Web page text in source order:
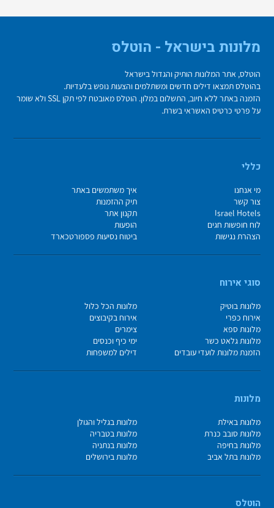
מלונות בישראל - הוטלס
הוטלס, אתר המלונות הותיק והגדול בישראל
בהוטלס תמצאו דילים חדשים ומשתלמים והצעות נופש בלעדיות.
הזמנה באתר ללא חיוב, התשלום במלון. הוטלס מאובטח לפי תקן SSL ולא שומר
על פרטי כרטיס האשראי בשרת.
כללי
מי אנחנו
איך משתמשים באתר
צור קשר
תיק ההזמנות
Israel Hotels
תקנון אתר
לוח חופשות חגים
הופעות
הצהרת נגישות
ביטוח נסיעות פספורטכארד
סוגי אירוח
מלונות בוטיק
מלונות הכל כלול
אירוח כפרי
אירוח בקיבוצים
מלונות ספא
צימרים
מלונות גלאט כשר
ימי כיף וכנסים
הזמנת מלונות לועדי עובדים
דילים למשפחות
מלונות
מלונות באילת
מלונות בגליל והגולן
מלונות סובב כנרת
מלונות בטבריה
מלונות בחיפה
מלונות בנתניה
מלונות בתל אביב
מלונות בירושלים
הוטלס